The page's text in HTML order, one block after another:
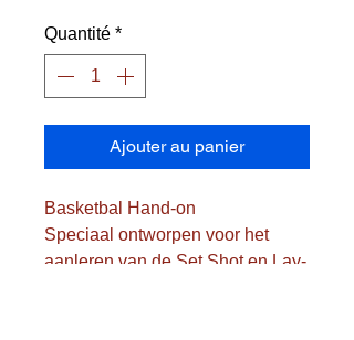
Quantité *
Ajouter au panier
Basketbal Hand-on
Speciaal ontworpen voor het
aanleren van de Set Shot en Lay-